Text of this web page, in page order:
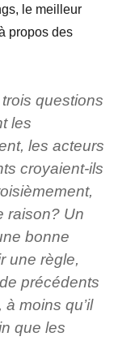
le meilleur
propos des
questions
les
les acteurs
croyaient-ils
raison? Un
bonne
une règle,
précédents
moins qu’il
que les